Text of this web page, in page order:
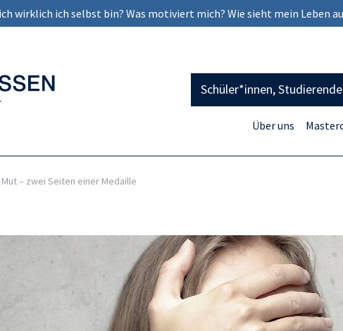
wirklich ich selbst bin? Was motiviert mich? Wie sieht mein Leben
Schüler*innen,
Über uns
– zwei Seiten einer Medaille